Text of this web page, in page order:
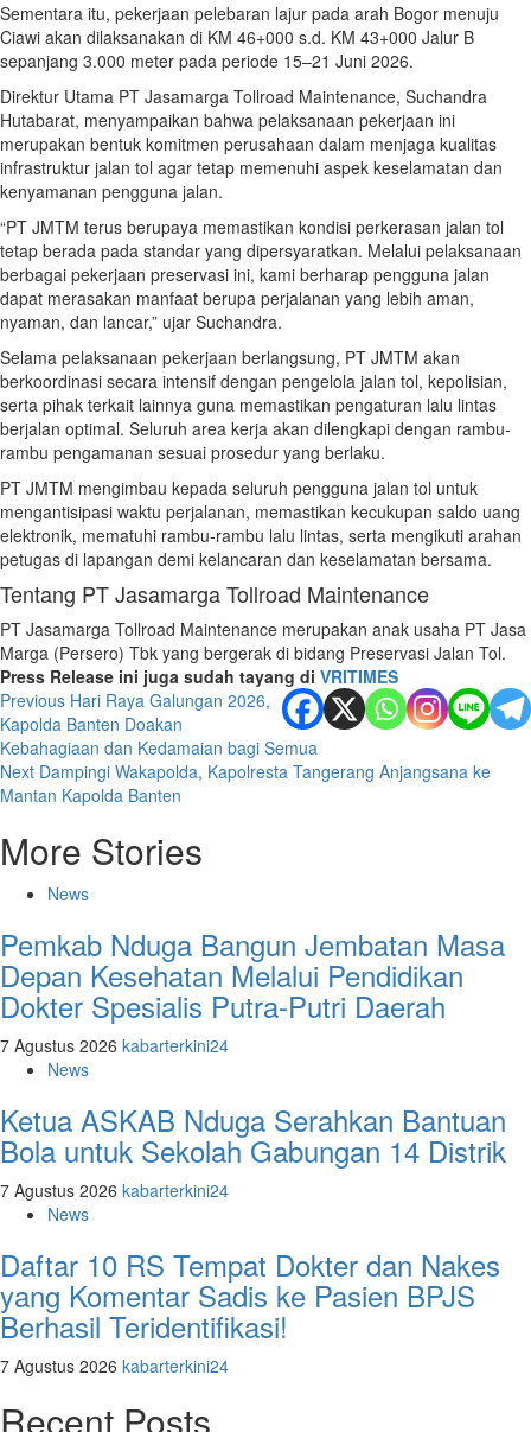
Sementara itu, pekerjaan pelebaran lajur pada arah Bogor menuju
Ciawi akan dilaksanakan di KM 46+000 s.d. KM 43+000 Jalur B
sepanjang 3.000 meter pada periode 15–21 Juni 2026.
Direktur Utama PT Jasamarga Tollroad Maintenance, Suchandra
Hutabarat, menyampaikan bahwa pelaksanaan pekerjaan ini
merupakan bentuk komitmen perusahaan dalam menjaga kualitas
infrastruktur jalan tol agar tetap memenuhi aspek keselamatan dan
kenyamanan pengguna jalan.
“PT JMTM terus berupaya memastikan kondisi perkerasan jalan tol
tetap berada pada standar yang dipersyaratkan. Melalui pelaksanaan
berbagai pekerjaan preservasi ini, kami berharap pengguna jalan
dapat merasakan manfaat berupa perjalanan yang lebih aman,
nyaman, dan lancar,” ujar Suchandra.
Selama pelaksanaan pekerjaan berlangsung, PT JMTM akan
berkoordinasi secara intensif dengan pengelola jalan tol, kepolisian,
serta pihak terkait lainnya guna memastikan pengaturan lalu lintas
berjalan optimal. Seluruh area kerja akan dilengkapi dengan rambu-
rambu pengamanan sesuai prosedur yang berlaku.
PT JMTM mengimbau kepada seluruh pengguna jalan tol untuk
mengantisipasi waktu perjalanan, memastikan kecukupan saldo uang
elektronik, mematuhi rambu-rambu lalu lintas, serta mengikuti arahan
petugas di lapangan demi kelancaran dan keselamatan bersama.
Tentang PT Jasamarga Tollroad Maintenance
PT Jasamarga Tollroad Maintenance merupakan anak usaha PT Jasa
Marga (Persero) Tbk yang bergerak di bidang Preservasi Jalan Tol.
Press Release ini juga sudah tayang di VRITIMES
Post
navigation
Previous Hari Raya Galungan 2026,
Kapolda Banten Doakan
Kebahagiaan dan Kedamaian bagi Semua
Next Dampingi Wakapolda, Kapolresta Tangerang Anjangsana ke
Mantan Kapolda Banten
More Stories
News
Pemkab Nduga Bangun Jembatan Masa
Depan Kesehatan Melalui Pendidikan
Dokter Spesialis Putra-Putri Daerah
7 Agustus 2026 kabarterkini24
News
Ketua ASKAB Nduga Serahkan Bantuan
Bola untuk Sekolah Gabungan 14 Distrik
7 Agustus 2026 kabarterkini24
News
Daftar 10 RS Tempat Dokter dan Nakes
yang Komentar Sadis ke Pasien BPJS
Berhasil Teridentifikasi!
7 Agustus 2026 kabarterkini24
Recent Posts